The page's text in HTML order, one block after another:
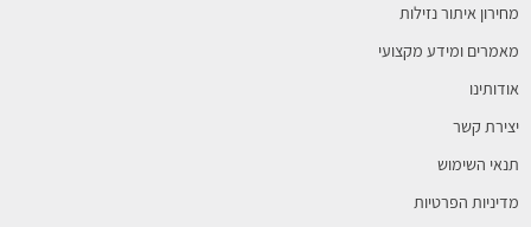
מחירון איתור נזילות
מאמרים ומידע מקצועי
אודותינו
יצירת קשר
תנאי השימוש
מדיניות הפרטיות